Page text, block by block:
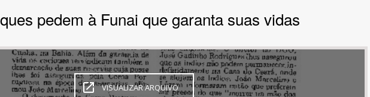
Bioma / Bacia
Subtema
pedem à Funai que garanta suas vidas
VISUALIZAR ARQUIVO